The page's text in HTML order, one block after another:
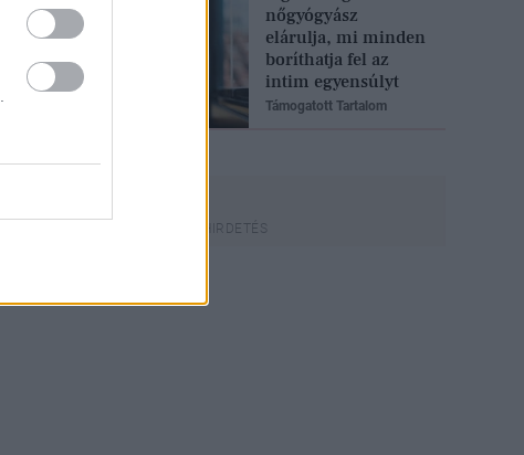
nőgyógyász
elárulja, mi minden
boríthatja fel az
intim egyensúlyt
Támogatott Tartalom